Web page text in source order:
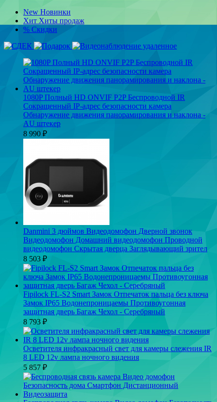
New Новинки
Хит Хиты продаж
% Скидки
1080P Полный HD ONVIF P2P Беспроводной IR
Сокращенный IP-адрес безопасности камера
Обнаружение движения панорамирования и наклона -
AU штекер
8 990 ₽
Danmini 3 дюймов Видеодомофон Дверной звонок
Видеодомофон Домашний видеодомофон Проводной
видеодомофон Скрытая дверца Заглядывающий зрител
8 503 ₽
Fipilock FL-S2 Smart Замок Отпечаток пальца без ключа
Замок IP65 Водонепроницаемы Противоугонная
защитная дверь Багаж Чехол - Серебряный
8 793 ₽
Осветителя инфракрасный свет для камеры слежения IR
8 LED 12v лампа ночного видения
5 857 ₽